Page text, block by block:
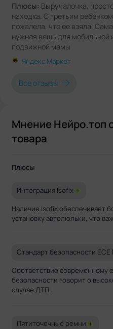
Плюсы: Выручалочка,
находка. С третьим
пожалела, что ее взяла.
нужная вещь для мобильной
подвижной мамы
Минусы:
Их нет! Только плюсы
Комментарии:С первым
была обычная дуна +, а эта
Яндекс.Маркет
Все отзывы
Мнение Нейро.топ
товара
Плюсы
Интеграция Isofix +
Наличие Isofix обеспечивает
установку автолюльки, что
Стандарт безопасности ECE
Соответствие современному
безопасности говорит о
случае ДТП.
Пятиточечные ремни +